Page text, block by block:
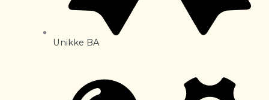
Unikke BA